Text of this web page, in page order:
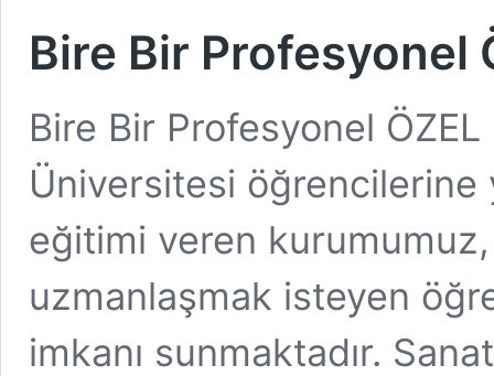
Bire Bir Profesyonel
Bire Bir Profesyonel
Üniversitesi
eğitimi veren kurumumuz,
uzmanlaşmak isteyen
imkanı sunmaktadır.